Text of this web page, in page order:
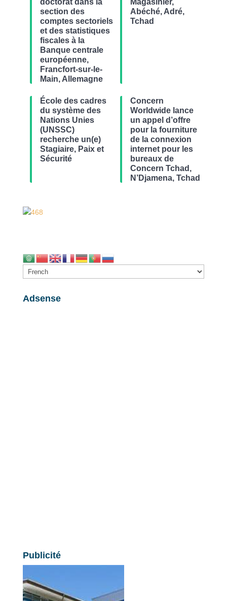
doctorat dans la
section des
comptes sectoriels
et des statistiques
fiscales à la
Banque centrale
européenne,
Francfort-sur-le-
Main, Allemagne
Magasinier,
Abéché, Adré,
Tchad
École des cadres
du système des
Nations Unies
(UNSSC)
recherche un(e)
Stagiaire, Paix et
Sécurité
Concern
Worldwide lance
un appel d’offre
pour la fourniture
de la connexion
internet pour les
bureaux de
Concern Tchad,
N’Djamena, Tchad
Adsense
Publicité